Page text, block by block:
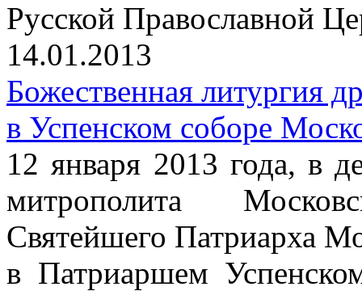
Русской Православной
14.01.2013
Божественная литургия
в Успенском соборе
12 января 2013 года, в
митрополита
Святейшего Патриарха
в Патриаршем